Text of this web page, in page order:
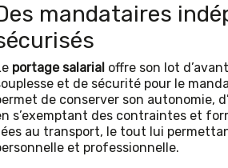
mandataires
portage salarial offre son lot
et de sécurité pour le
de conserver son autonomie,
s’exemptant des contraintes et
au transport, le tout lui
et professionnelle.